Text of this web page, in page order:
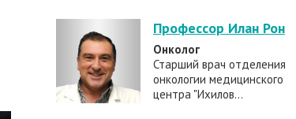
Профессор Илан Рон
Онколог
Старший врач отделения
онкологии медицинского
центра "Ихилов...